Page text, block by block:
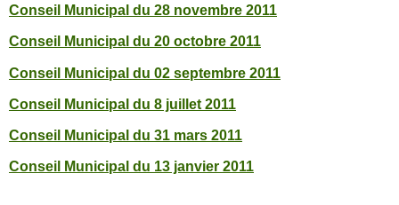
Conseil Municipal du 28 novembre 2011
Conseil Municipal du 20 octobre 2011
Conseil Municipal du 02 septembre 2011
Conseil Municipal du 8 juillet 2011
Conseil Municipal du 31 mars 2011
Conseil Municipal du 13 janvier 2011